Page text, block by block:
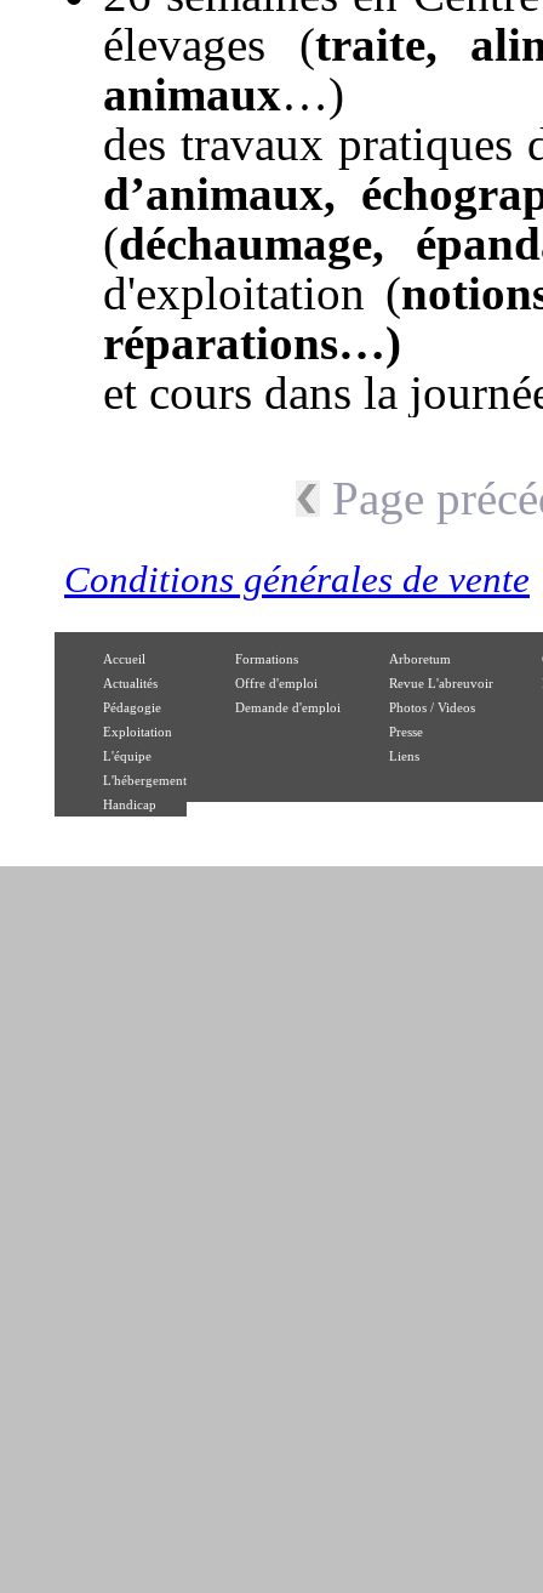
élevages (traite,
animaux…)
des travaux pratiques
d’animaux,
(déchaumage,
d'exploitation (
réparations…)
et cours dans la
Page
Conditions générales de vente
Accueil
Actualités
Pédagogie
Exploitation
L'équipe
L'hébergement
Handicap
Formations
Offre d'emploi
Demande d'emploi
Arboretum
Revue L'abreuvoir
Photos / Videos
Presse
Liens